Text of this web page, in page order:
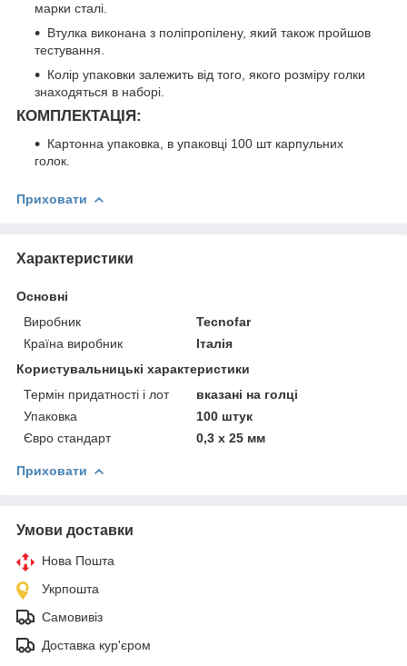
марки сталі.
Втулка виконана з поліпропілену, який також пройшов
тестування.
Колір упаковки залежить від того, якого розміру голки
знаходяться в наборі.
КОМПЛЕКТАЦІЯ:
Картонна упаковка, в упаковці 100 шт карпульних
голок.
Приховати
Характеристики
Основні
Виробник
Tecnofar
Країна виробник
Італія
Користувальницькі характеристики
Термін придатності і лот
вказані на голці
Упаковка
100 штук
Євро стандарт
0,3 х 25 мм
Приховати
Умови доставки
Нова Пошта
Укрпошта
Самовивіз
Доставка кур'єром